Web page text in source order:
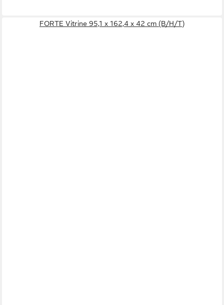
FORTE Vitrine 95,1 x 162,4 x 42 cm (B/H/T)